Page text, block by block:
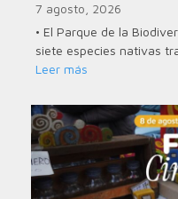
7 agosto, 2026
• El Parque de la
siete especies nativas
Leer más